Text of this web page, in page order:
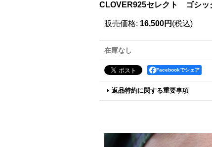
CLOVER925セレクト ゴシ
販売価格: 16,500円 (税込)
在庫なし
Facebookでシェア
返品特約に関する重要事項